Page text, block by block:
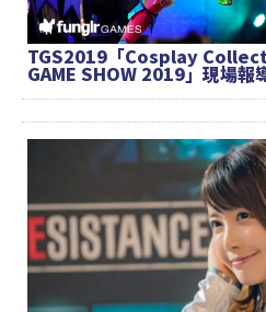
TGS2019「Cosplay
GAME SHOW 2019」現場報